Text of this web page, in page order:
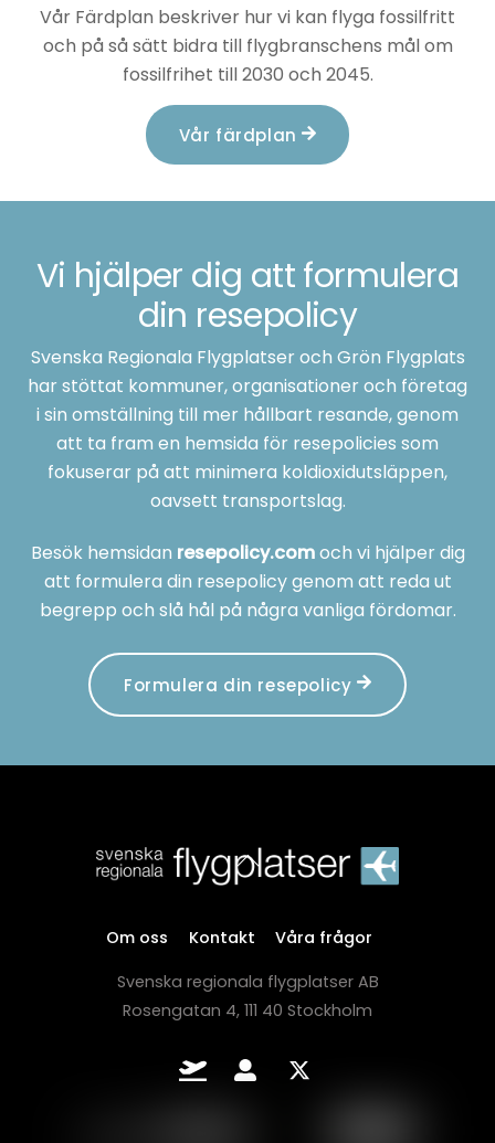
Vår Färdplan beskriver hur vi kan flyga fossilfritt
och på så sätt bidra till flygbranschens mål om
fossilfrihet till 2030 och 2045.
Vår färdplan
Vi hjälper dig att formulera
din resepolicy
Svenska Regionala Flygplatser och Grön Flygplats
har stöttat kommuner, organisationer och företag
i sin omställning till mer hållbart resande, genom
att ta fram en hemsida för resepolicies som
fokuserar på att minimera koldioxidutsläppen,
oavsett transportslag.
Besök hemsidan resepolicy.comoch vi hjälper dig
att formulera din resepolicy genom att reda ut
begrepp och slå hål på några vanliga fördomar.
Formulera din resepolicy
Back
To
Om oss
Kontakt Våra frågor
Svenska regionala flygplatser AB
Rosengatan 4, 111 40 Stockholm
Flygkanalen.se